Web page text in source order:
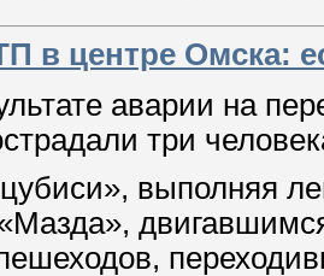
в центре Омска:
аварии на
три
выполняя